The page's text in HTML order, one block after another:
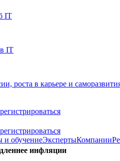
IT
IT
роста в карьере и
и обучениеЭкспертыКомпании
инфляции